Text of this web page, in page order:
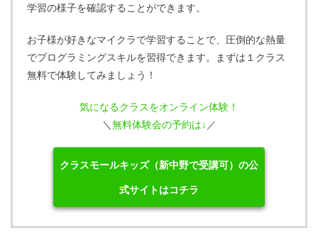
学習の様子を確認することができます。
お子様が好きなマイクラで学習することで、圧倒的な熱量
でプログラミングスキルを習得できます。まずは１クラス
無料で体験してみましょう！
気になるクラスをオンライン体験！
＼ 無料体験会の予約は↓ ／
クラスモールキッズ（新中野で受講可）の公
式サイトはコチラ